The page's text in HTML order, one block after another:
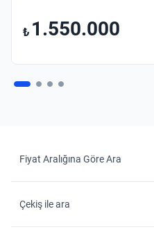
₺ 1.550.000
Fiyat Aralığına Göre Ara
Çekiş ile ara